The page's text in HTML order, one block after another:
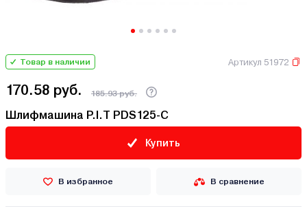
Товар в наличии Артикул 51972
170.58 руб. 185.93 руб.
Шлифмашина P.I.T PDS125-C
Купить
В избранное В сравнение